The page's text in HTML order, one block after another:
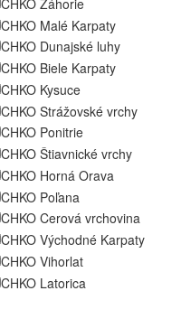
CHKO Malé Karpaty
CHKO Dunajské luhy
CHKO Biele Karpaty
CHKO Kysuce
CHKO Strážovské vrchy
CHKO Ponitrie
CHKO Štiavnické vrchy
CHKO Horná Orava
CHKO Poľana
CHKO Cerová vrchovina
CHKO Východné Karpaty
CHKO Vihorlat
CHKO Latorica